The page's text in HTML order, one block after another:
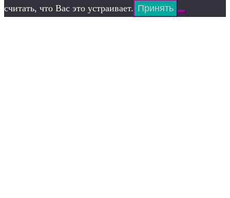
считать, что Вас это устраивает. Принять